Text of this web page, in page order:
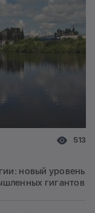
513
новый уровень
гигантов